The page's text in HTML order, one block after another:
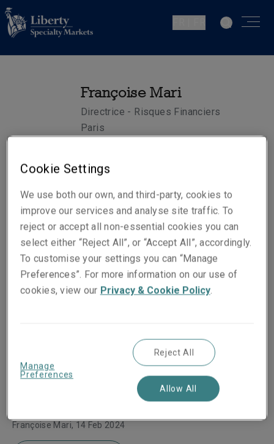
Françoise Mari
Directrice - Risques Financiers
Paris
Numéros de téléphone
Téléphone : +33 1 73 02 81 20
Mobile : +33 7 88 32 13 14
E-mail
Show email address
View Linkedin Profile
Intelligence artificielle et métiers de l’assurance
: quelles opportunités pour quels défis ?
Françoise Mari, 14 Feb 2024
Cookie Settings
We use both our own, and third-party, cookies to
improve our services and analyse site traffic. To
reject or accept all non-essential cookies you can
select either “Reject All”, or “Accept All”, accordingly.
To customise your settings you can “Manage
Preferences”. For more information on our use of
cookies, view our Privacy & Cookie Policy.
Manage
Preferences
Reject All
Allow All